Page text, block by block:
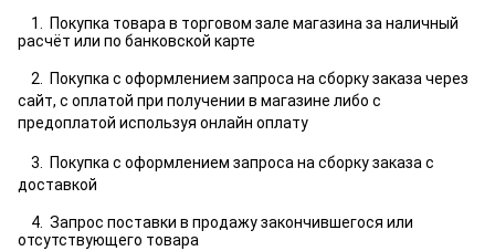
1. Покупка товара в торговом зале магазина за наличный
расчёт или по банковской карте
2. Покупка с оформлением запроса на сборку заказа через
сайт, с оплатой при получении в магазине либо с
предоплатой используя онлайн оплату
3. Покупка с оформлением запроса на сборку заказа с
доставкой
4. Запрос поставки в продажу закончившегося или
отсутствующего товара